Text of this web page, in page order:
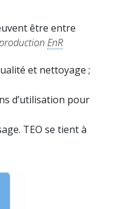
être entre
EnR
et nettoyage ;
d’utilisation pour
TEO se tient à